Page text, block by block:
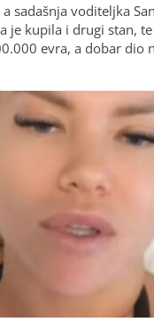
sadašnja voditeljka
je kupila i drugi stan,
evra, a dobar dio